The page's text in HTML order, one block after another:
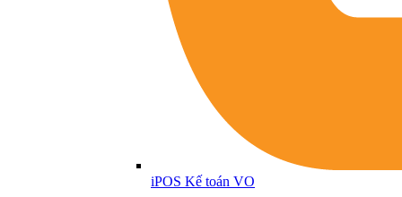
iPOS Kế toán VO